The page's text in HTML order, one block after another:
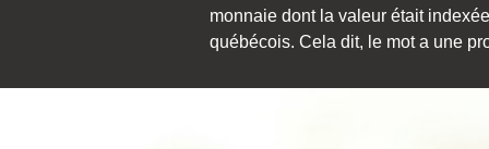
monnaie dont la valeur était
québécois. Cela dit, le mot a une